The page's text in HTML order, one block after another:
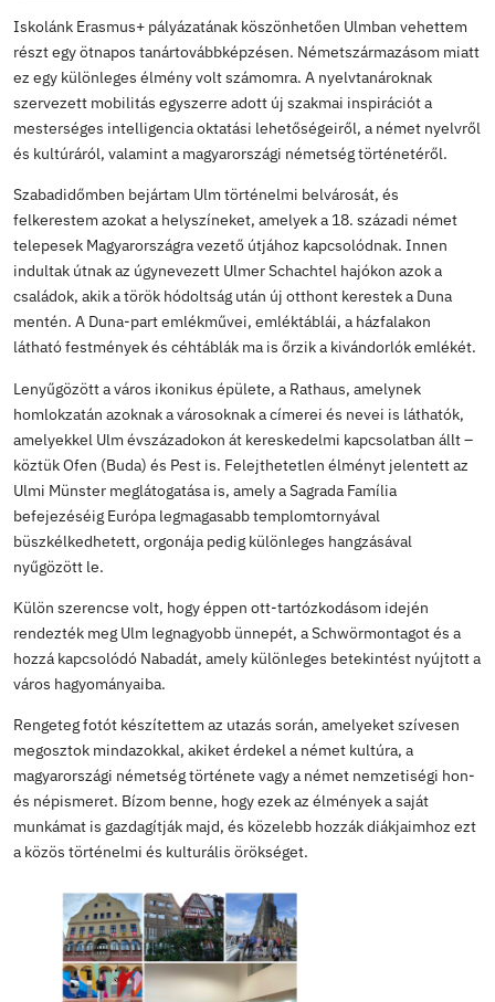
2026. júl 30., csütörtök
Ulmi továbbképzés
25/26,Erasmus+ beszámolók
Iskolánk Erasmus+ pályázatának köszönhetően
részt egy ötnapos tanártovábbképzésen.
ez egy különleges élmény volt számomra. A
szervezett mobilitás egyszerre adott új szakmai
mesterséges intelligencia oktatási lehetőségeiről, a
és kultúráról, valamint a magyarországi németség
felkerestem azokat a helyszíneket, amelyek a 18.
telepesek Magyarországra vezető útjához
indultak útnak az úgynevezett Ulmer Schachtel
családok, akik a török hódoltság után új otthont
mentén. A Duna-part emlékművei, emléktáblái, a
látható festmények és céhtáblák ma is őrzik a
Lenyűgözött a város ikonikus épülete, a Rathaus,
homlokzatán azoknak a városoknak a címerei és nevei
amelyekkel Ulm évszázadokon át kereskedelmi
köztük Ofen (Buda) és Pest is. Felejthetetlen élményt
Ulmi Münster meglátogatása is, amely a Sagrada Família
befejezéséig Európa legmagasabb templomtornyával